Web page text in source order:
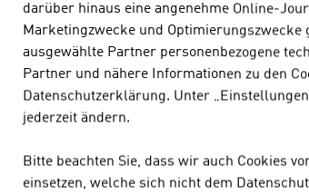
NEWS
darüber hinaus eine angenehme Online-
Marketingzwecke und Optimierungszwecke
ausgewählte Partner personenbezogene
Partner und nähere Informationen zu den
Datenschutzerklärung. Unter
jederzeit ändern.
Bitte beachten Sie, dass wir auch Cookies
einsetzen, welche sich nicht dem